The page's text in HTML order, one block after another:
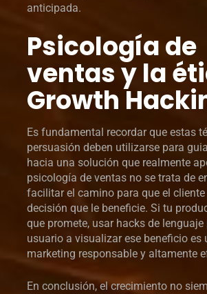
anticipada.
Psicología de
ventas y la
Growth
Es fundamental recordar que estas
persuasión deben utilizarse para
hacia una solución que realmente
psicología de ventas no se trata de
facilitar el camino para que el
decisión que le beneficie. Si tu
que promete, usar hacks de
usuario a visualizar ese beneficio es
marketing responsable y altamente
En conclusión, el crecimiento no